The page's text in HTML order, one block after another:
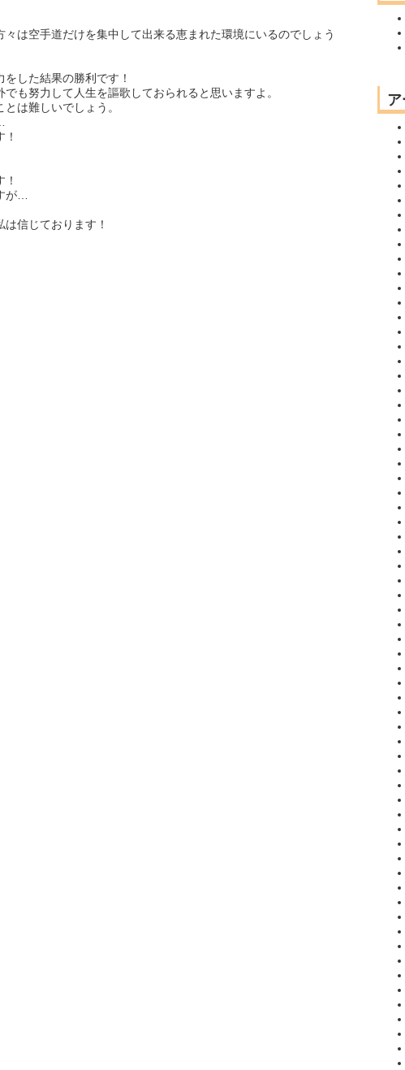
は空手道だけを集中して出来る恵まれた環境にいるのでしょう
した結果の勝利です！
も努力して人生を謳歌しておられると思いますよ。
は難しいでしょう。
が…
信じております！